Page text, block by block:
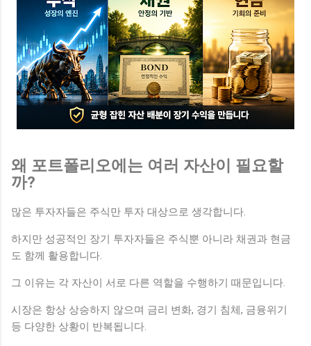
왜 포트폴리오에는 여러 자산이 필요할
까?
많은 투자자들은 주식만 투자 대상으로 생각합니다.
하지만 성공적인 장기 투자자들은 주식뿐 아니라 채권과 현금
도 함께 활용합니다.
그 이유는 각 자산이 서로 다른 역할을 수행하기 때문입니다.
시장은 항상 상승하지 않으며 금리 변화, 경기 침체, 금융위기
등 다양한 상황이 반복됩니다.